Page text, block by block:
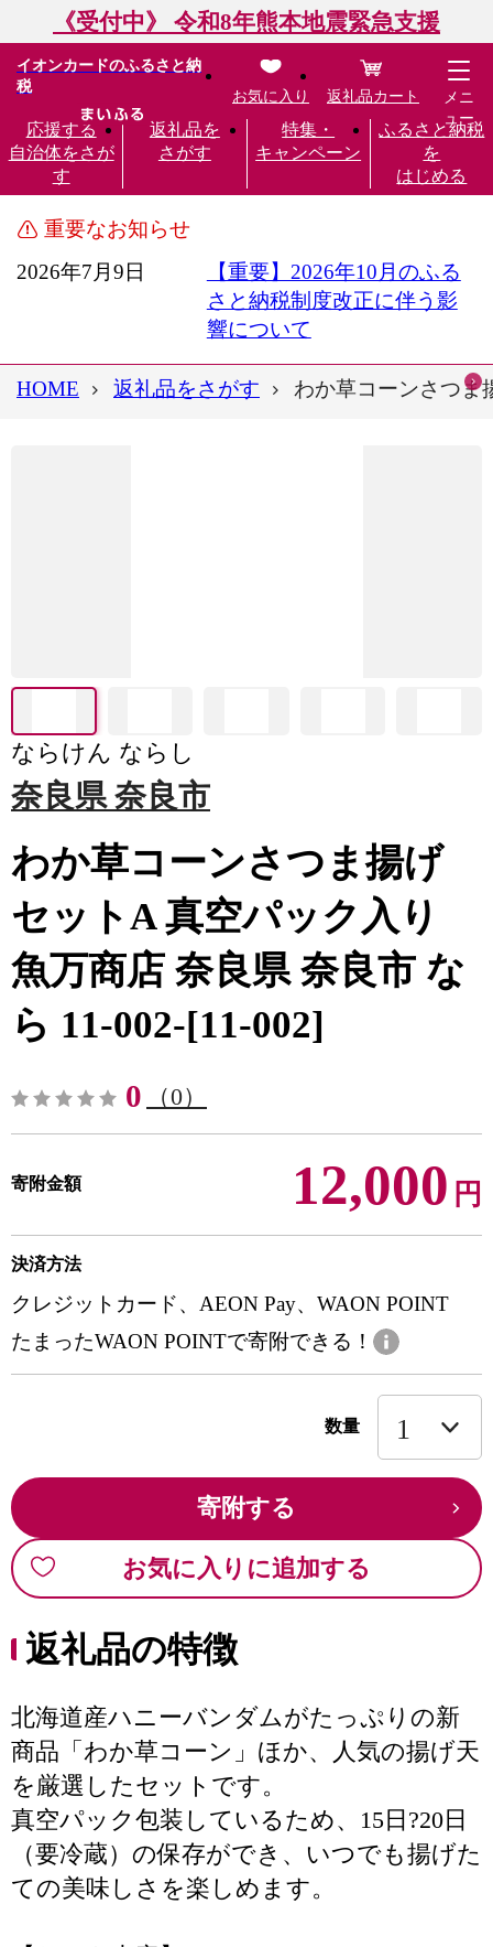
《受付中》 令和8年熊本地震緊急支援
イオンカードのふるさと納
税
応援する
自治体をさが
す
返礼品を
さがす
特集・
キャンペーン
ふるさと納税
を
はじめる
お気に入り 返礼品カート
メニ
ュー
重要なお知らせ
2026年7月9日
【重要】2026年10月のふる
さと納税制度改正に伴う影
響について
HOME 返礼品をさがす わか草コーンさつま
ならけん ならし
奈良県 奈良市
わか草コーンさつま揚げ
セットA 真空パック入り
魚万商店 奈良県 奈良市 な
ら 11-002-[11-002]
0 （0）
寄附金額 12,000 円
決済方法
クレジットカード、AEON Pay、WAON POINT
たまったWAON POINTで寄附できる！
数量
寄附する
お気に入りに追加する
返礼品の特徴
北海道産ハニーバンダムがたっぷりの新
商品「わか草コーン」ほか、人気の揚げ天
を厳選したセットです。
真空パック包装しているため、15日?20日
（要冷蔵）の保存ができ、いつでも揚げた
ての美味しさを楽しめます。